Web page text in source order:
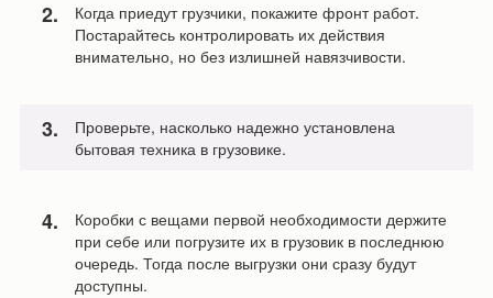
Когда приедут грузчики, покажите фронт работ.
Постарайтесь контролировать их действия
внимательно, но без излишней навязчивости.
Проверьте, насколько надежно установлена
бытовая техника в грузовике.
Коробки с вещами первой необходимости держите
при себе или погрузите их в грузовик в последнюю
очередь. Тогда после выгрузки они сразу будут
доступны.